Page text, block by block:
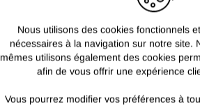
Nous utilisons des cookies fonctionnels
nécessaires à la navigation sur notre site.
mêmes utilisons également des cookies
afin de vous offrir une expérience
Vous pourrez modifier vos préférences à